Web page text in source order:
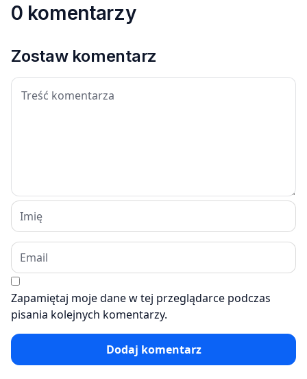
0 komentarzy
Zostaw komentarz
Zapamiętaj moje dane w tej przeglądarce podczas
pisania kolejnych komentarzy.
Dodaj komentarz